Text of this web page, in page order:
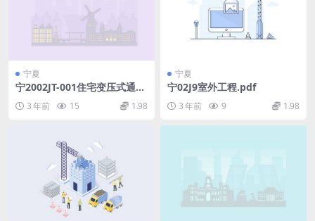
宁夏
宁2002JT-001住宅变压式通风
3 年前 15 1.98
宁夏
宁02J9室外工程.pdf
3 年前 9 1.98